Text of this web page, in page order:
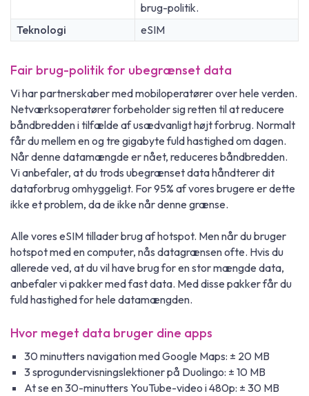
brug-politik.
Teknologi
eSIM
Fair brug-politik for ubegrænset data
Vi har partnerskaber med mobiloperatører over hele verden.
Netværksoperatører forbeholder sig retten til at reducere
båndbredden i tilfælde af usædvanligt højt forbrug. Normalt
får du mellem en og tre gigabyte fuld hastighed om dagen.
Når denne datamængde er nået, reduceres båndbredden.
Vi anbefaler, at du trods ubegrænset data håndterer dit
dataforbrug omhyggeligt. For 95% af vores brugere er dette
ikke et problem, da de ikke når denne grænse.
Alle vores eSIM tillader brug af hotspot. Men når du bruger
hotspot med en computer, nås datagrænsen ofte. Hvis du
allerede ved, at du vil have brug for en stor mængde data,
anbefaler vi pakker med fast data. Med disse pakker får du
fuld hastighed for hele datamængden.
Hvor meget data bruger dine apps
30 minutters navigation med Google Maps: ± 20 MB
3 sprogundervisningslektioner på Duolingo: ± 10 MB
At se en 30-minutters YouTube-video i 480p: ± 30 MB